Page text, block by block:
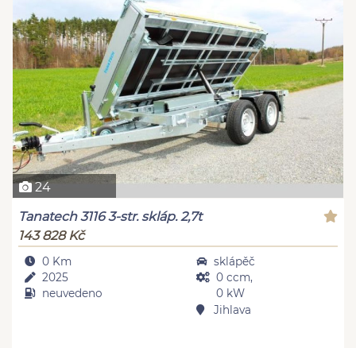
24
Tanatech 3116 3-str. skláp. 2,7t
143 828 Kč
0 Km
2025
neuvedeno
sklápěč
0 ccm,
0 kW
Jihlava